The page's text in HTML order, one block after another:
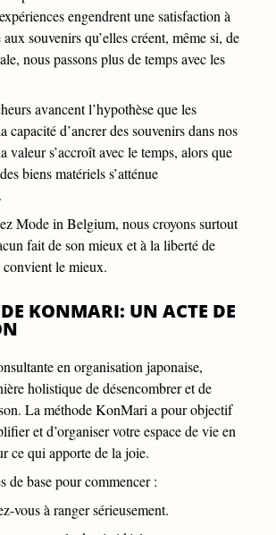
engendrent une satisfaction à
souvenirs qu’elles créent, même si, de
nous passons plus de temps avec les
avancent l’hypothèse que les
capacité d’ancrer des souvenirs dans nos
valeur s’accroît avec le temps, alors que
biens matériels s’atténue
Mode in Belgium, nous croyons surtout
fait de son mieux et à la liberté de
le mieux.
KONMARI: UN ACTE DE
en organisation japonaise,
holistique de désencombrer et de
La méthode KonMari a pour objectif
et d’organiser votre espace de vie en
ce qui apporte de la joie.
de base pour commencer :
vous à ranger sérieusement.